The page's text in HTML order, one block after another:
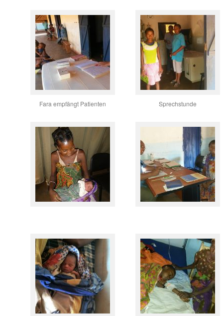
Fara empfängt Patienten Sprechstunde